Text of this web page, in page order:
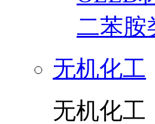
二苯胺
无机化工
无机化工